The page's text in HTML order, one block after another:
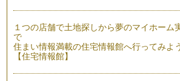
１歳のお誕生日をファーストバースデー
け、家族やお友達同士でお祝い&he…
ファーストバースデー～１歳のお誕生日～
アニヴァーサリー・プランナーとして、
１つの店舗で土地探しから夢のマイホーム
で
住まい情報満載の住宅情報館へ行ってみよ
【住宅情報館】